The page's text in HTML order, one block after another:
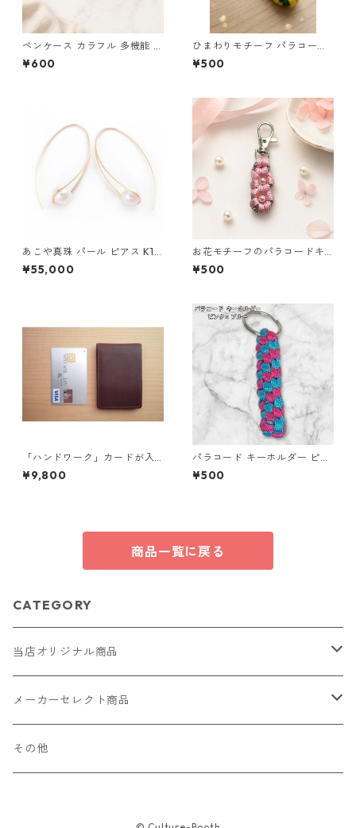
ペンケース カラフル 多機能 筆
箱 ファスナー6本 s10
¥600
ひまわりモチーフ パラコード
キーホルダー s44 アウトドア
¥500
あこや真珠 パール ピアス K10
イエローゴールド ジプシー フ
ック ピアス 7mm 7ミリ珠 ア
¥55,000
お花モチーフのパラコードキ
ーホルダー ピンク×グレー ハ
ンドメイド 国産 本革 ヌメ革
¥500
「ハンドワーク」カードが入
る小さな小銭入れ ネイビー
¥9,800
パラコード キーホルダー ピン
ク ブルー 編み込み s38 アウト
ドア
¥500
商品一覧に戻る
CATEGORY
当店オリジナル商品
レザー（革）
ロングウォレット
ストラップ
メーカーセレクト商品
財布・キーケース・カードケース
その他